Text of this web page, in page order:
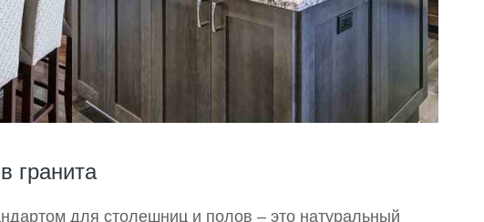
гранита
для столешниц и полов – это натуральный